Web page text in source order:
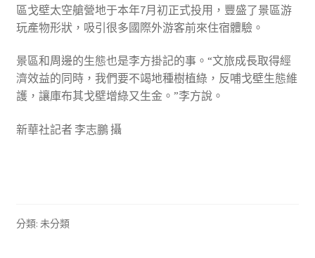
區戈壁太空艙營地于本年7月初正式投用，豐盛了景區游
玩產物形狀，吸引很多國際外游客前來住宿體驗。
景區和周邊的生態也是李方掛記的事。“文旅成長取得經
濟效益的同時，我們要不竭地種樹植綠，反哺戈壁生態維
護，讓庫布其戈壁增綠又生金。”李方說。
新華社記者 李志鵬 攝
分類: 未分類